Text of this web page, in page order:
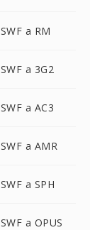
SWF a RM
SWF a 3G2
SWF a AC3
SWF a AMR
SWF a SPH
SWF a OPUS